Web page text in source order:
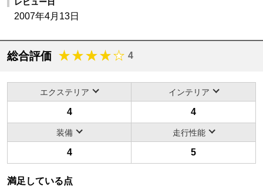
2007年4月13日
総合評価 4
エクステリア インテリア
4 4
装備 走行性能
4 5
満足している点